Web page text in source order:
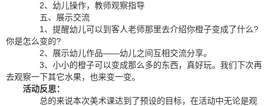
2、幼儿操作，教师观察指导
五、展示交流
1、提醒幼儿可以到客人老师那里去介绍你橙子变成了什么?
你是怎么变的?
2、展示幼儿作品——幼儿之间互相交流分享。
3、小小的橙子可以变成那么多的东西，真好玩。我们下次再
去观察一下其它水果，也来变一变。
活动反思：
总的来说本次美术课达到了预设的目标，在活动中无论是观